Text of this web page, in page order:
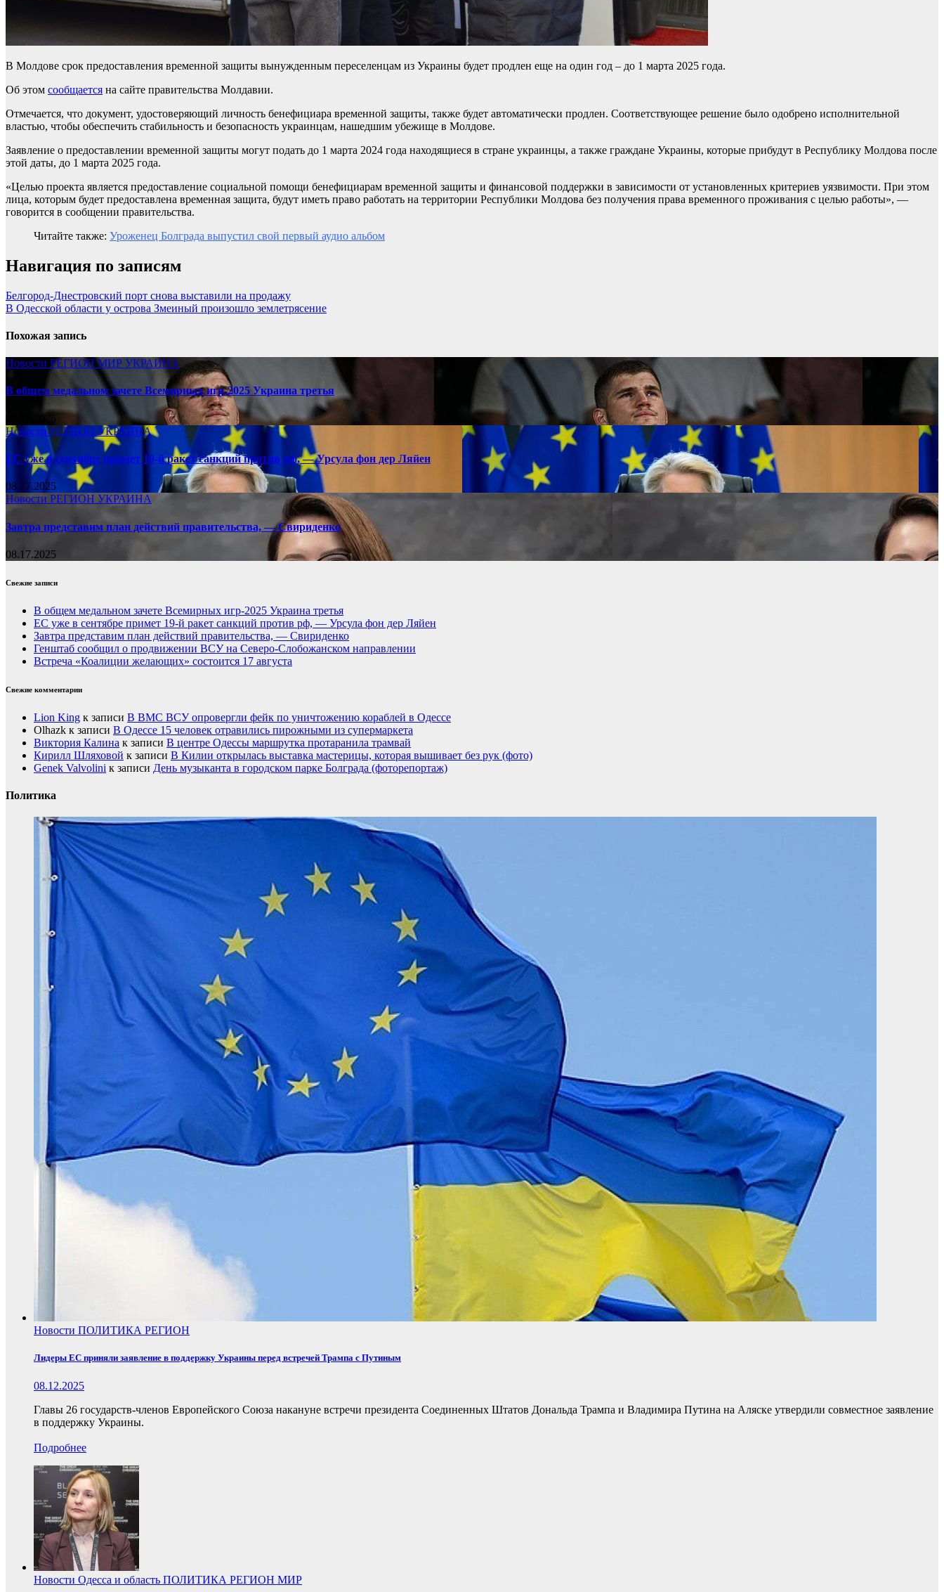
В Молдове срок предоставления временной защиты вынужденным переселенцам из Украины будет продлен еще на один год – до 1 марта 2025 года.
Об этом сообщается на сайте правительства Молдавии.
Отмечается, что документ, удостоверяющий личность бенефициара временной защиты, также будет автоматически продлен. Соответствующее решение было одобрено исполнительной
властью, чтобы обеспечить стабильность и безопасность украинцам, нашедшим убежище в Молдове.
Заявление о предоставлении временной защиты могут подать до 1 марта 2024 года находящиеся в стране украинцы, а также граждане Украины, которые прибудут в Республику Молдова после
этой даты, до 1 марта 2025 года.
«Целью проекта является предоставление социальной помощи бенефициарам временной защиты и финансовой поддержки в зависимости от установленных критериев уязвимости. При этом
лица, которым будет предоставлена временная защита, будут иметь право работать на территории Республики Молдова без получения права временного проживания с целью работы», —
говорится в сообщении правительства.
Читайте также: Уроженец Болграда выпустил свой первый аудио альбом
Навигация по записям
Белгород-Днестровский порт снова выставили на продажу
В Одесской области у острова Змеиный произошло землетрясение
Похожая запись
Новости РЕГИОНМИР УКРАИНА
В общем медальном зачете Всемирных игр-2025 Украина третья
08.17.2025
НовостиРЕГИОНУКРАИНА
ЕС уже в сентябре примет 19-й ракет санкций против рф, — Урсула фон дер Ляйен
08.17.2025
Новости РЕГИОН УКРАИНА
Завтра представим план действий правительства, — Свириденко
08.17.2025
Свежие записи
В общем медальном зачете Всемирных игр-2025 Украина третья
ЕС уже в сентябре примет 19-й ракет санкций против рф, — Урсула фон дер Ляйен
Завтра представим план действий правительства, — Свириденко
Генштаб сообщил о продвижении ВСУ на Северо-Слобожанском направлении
Встреча «Коалиции желающих» состоится 17 августа
Свежие комментарии
Lion King к записи В ВМС ВСУ опровергли фейк по уничтожению кораблей в Одессе
Olhazk к записи В Одессе 15 человек отравились пирожными из супермаркета
Виктория Калина к записи В центре Одессы маршрутка протаранила трамвай
Кирилл Шляховой к записи В Килии открылась выставка мастерицы, которая вышивает без рук (фото)
Genek Valvolini к записи День музыканта в городском парке Болграда (фоторепортаж)
Политика
Новости ПОЛИТИКА РЕГИОН
Лидеры ЕС приняли заявление в поддержку Украины перед встречей Трампа с Путиным
08.12.2025
Главы 26 государств-членов Европейского Союза накануне встречи президента Соединенных Штатов Дональда Трампа и Владимира Путина на Аляске утвердили совместное заявление
в поддержку Украины.
Подробнее
Новости Одесса и область ПОЛИТИКА РЕГИОН МИР